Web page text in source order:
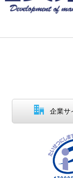
企業サ